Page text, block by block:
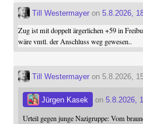
Till Westermayeron 5.8.2026,
Zug ist mit doppelt ärgerlichen +59 in
wäre vmtl. der Anschluss weg gewesen..
Till Westermayeron 5.8.2026,
Jürgen Kasek on 5.8.2026,
Urteil gegen junge Nazigruppe: Vom